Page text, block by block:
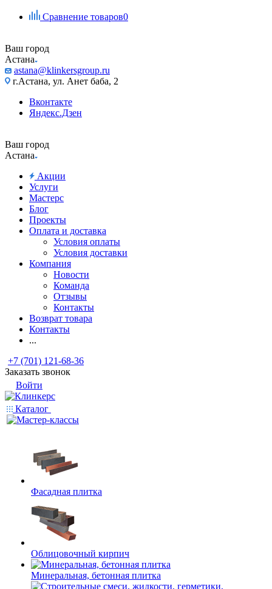
Сравнение товаров0
Ваш город
Астана
astana@klinkersgroup.ru
г.Астана, ул. Анет баба, 2
Вконтакте
Яндекс.Дзен
Ваш город
Астана
Акции
Услуги
Мастерс
Блог
Проекты
Оплата и доставка
Условия оплаты
Условия доставки
Компания
Новости
Команда
Отзывы
Контакты
Возврат товара
Контакты
...
+7 (701) 121-68-36
Заказать звонок
Войти
Каталог
Фасадная плитка
Облицовочный кирпич
Минеральная, бетонная плитка